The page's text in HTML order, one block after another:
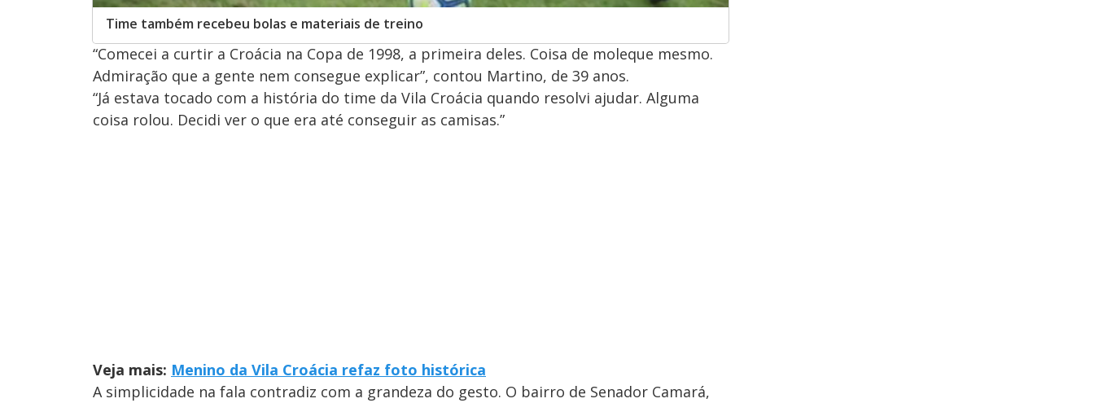
Time também recebeu bolas e materiais de treino
“Comecei a curtir a Croácia na Copa de 1998, a primeira deles. Coisa de moleque mesmo.
Admiração que a gente nem consegue explicar”, contou Martino, de 39 anos.
“Já estava tocado com a história do time da Vila Croácia quando resolvi ajudar. Alguma
coisa rolou. Decidi ver o que era até conseguir as camisas.”
Veja mais: Menino da Vila Croácia refaz foto histórica
A simplicidade na fala contradiz com a grandeza do gesto. O bairro de Senador Camará,